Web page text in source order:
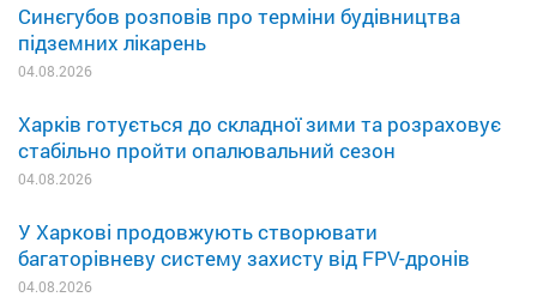
Синєгубов розповів про терміни будівництва
підземних лікарень
04.08.2026
Харків готується до складної зими та розраховує
стабільно пройти опалювальний сезон
04.08.2026
У Харкові продовжують створювати
багаторівневу систему захисту від FPV-дронів
04.08.2026